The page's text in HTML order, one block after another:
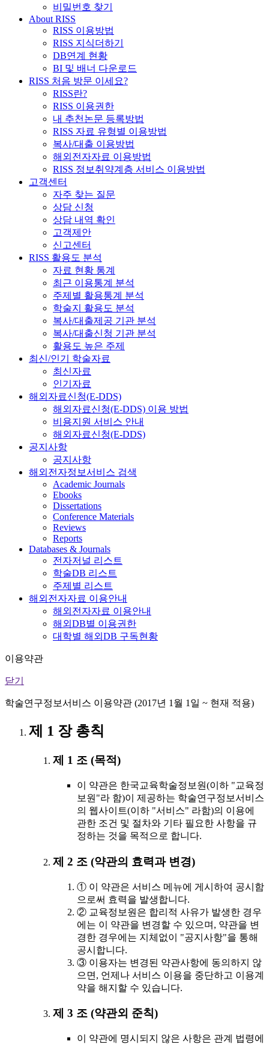
비밀번호 찾기
About RISS
RISS 이용방법
RISS 지식더하기
DB연계 현황
BI 및 배너 다운로드
RISS 처음 방문 이세요?
RISS란?
RISS 이용권한
내 추천논문 등록방법
RISS 자료 유형별 이용방법
복사/대출 이용방법
해외전자자료 이용방법
RISS 정보취약계층 서비스 이용방법
고객센터
자주 찾는 질문
상담 신청
상담 내역 확인
고객제안
신고센터
RISS 활용도 분석
자료 현황 통계
최근 이용통계 분석
주제별 활용통계 분석
학술지 활용도 분석
복사/대출제공 기관 분석
복사/대출신청 기관 분석
활용도 높은 주제
최신/인기 학술자료
최신자료
인기자료
해외자료신청(E-DDS)
해외자료신청(E-DDS) 이용 방법
비용지원 서비스 안내
해외자료신청(E-DDS)
공지사항
공지사항
해외전자정보서비스 검색
Academic Journals
Ebooks
Dissertations
Conference Materials
Reviews
Reports
Databases & Journals
전자저널 리스트
학술DB 리스트
주제별 리스트
해외전자자료 이용안내
해외전자자료 이용안내
해외DB별 이용권한
대학별 해외DB 구독현황
이용약관
닫기
학술연구정보서비스 이용약관 (2017년 1월 1일 ~ 현재 적용)
제 1 장 총칙
제 1 조 (목적)
이 약관은 한국교육학술정보원(이하 "교육정
보원"라 함)이 제공하는 학술연구정보서비스
의 웹사이트(이하 "서비스" 라함)의 이용에
관한 조건 및 절차와 기타 필요한 사항을 규
정하는 것을 목적으로 합니다.
제 2 조 (약관의 효력과 변경)
① 이 약관은 서비스 메뉴에 게시하여 공시함
으로써 효력을 발생합니다.
② 교육정보원은 합리적 사유가 발생한 경우
에는 이 약관을 변경할 수 있으며, 약관을 변
경한 경우에는 지체없이 "공지사항"을 통해
공시합니다.
③ 이용자는 변경된 약관사항에 동의하지 않
으면, 언제나 서비스 이용을 중단하고 이용계
약을 해지할 수 있습니다.
제 3 조 (약관외 준칙)
이 약관에 명시되지 않은 사항은 관계 법령에